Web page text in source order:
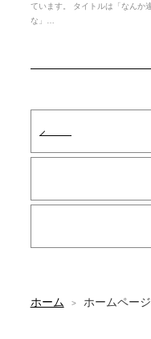
ています。 タイトルは「なんか
な」…
ホーム > ホームペー